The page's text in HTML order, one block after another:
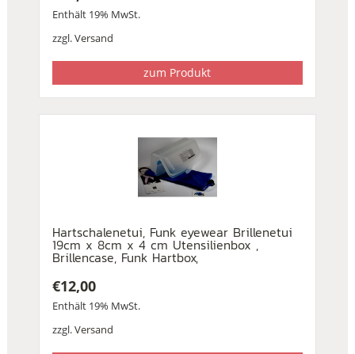
Enthält 19% MwSt.
zzgl.Versand
zum Produkt
Hartschalenetui, Funk eyewear Brillenetui
19cm x 8cm x 4 cm Utensilienbox ,
Brillencase, Funk Hartbox,
€12,00
Enthält 19% MwSt.
zzgl.Versand